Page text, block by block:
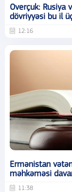
Overçuk: Rusiya
dövriyyəsi bu il
12:16
Ermənistan
məhkəməsi
11:38